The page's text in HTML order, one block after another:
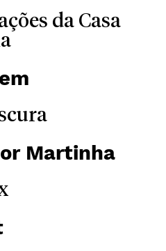
da Casa
Martinha